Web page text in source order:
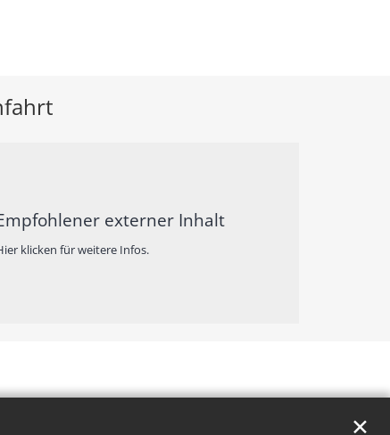
✕
externer Inhalt
klicken für weitere Infos.